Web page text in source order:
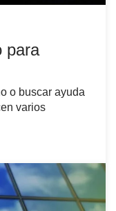
para
o buscar ayuda
varios